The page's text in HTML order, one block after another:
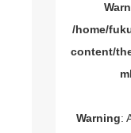
/home/
content/
Warning: